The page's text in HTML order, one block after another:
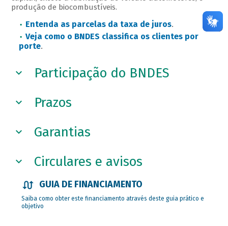
produção de biocombustíveis.
Entenda as parcelas da taxa de juros.
Veja como o BNDES classifica os clientes por
porte.
Participação do BNDES
Prazos
Garantias
Circulares e avisos
GUIA DE FINANCIAMENTO
Saiba como obter este financiamento através deste guia prático e
objetivo